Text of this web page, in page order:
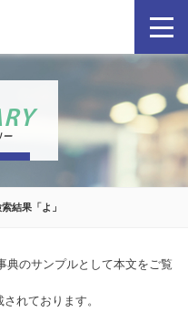
ー
結果「よ」
典のサンプルとして本文をご覧
れております。